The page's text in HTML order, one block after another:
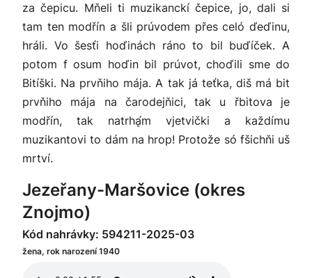
za čepicu. Mňeli ti muzikanckí čepice, jo, dali si
tam ten modřín a šli prúvodem přes celó ďeďinu,
hráli. Vo šesťi hoďinách ráno to bil buďíček. A
potom f osum hoďin bil prúvot, choďili sme do
Bitíški. Na prvňiho mája. A tak já teťka, diš má bit
prvňiho mája na čarodejňici, tak u řbitova je
modřín, tak natrhḁ́m vjetvički a každímu
muzikantovi to dám na hrop! Protože só fšichňi uš
mrtví.
Jezeřany-Maršovice (okres
Znojmo)
Kód nahrávky: 594211-2025-03
žena, rok narození 1940